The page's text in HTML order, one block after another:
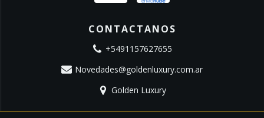
CONTACTANOS
+5491157627655
Novedades@goldenluxury.com.ar
Golden Luxury